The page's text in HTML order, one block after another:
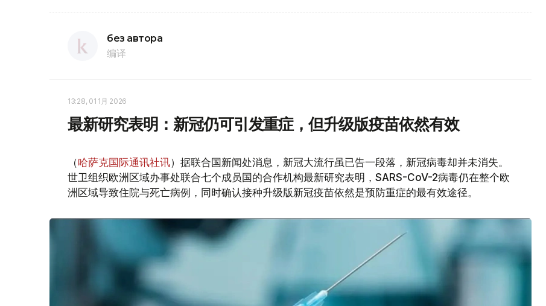
без автора
编译
13:28, 01 1月 2026
最新研究表明：新冠仍可引发重症，但升级版疫苗依然有效
（哈萨克国际通讯社讯）据联合国新闻处消息，新冠大流行虽已告一段落，新冠病毒却并未消失。
世卫组织欧洲区域办事处联合七个成员国的合作机构最新研究表明，SARS-CoV-2病毒仍在整个欧
洲区域导致住院与死亡病例，同时确认接种升级版新冠疫苗依然是预防重症的最有效途径。